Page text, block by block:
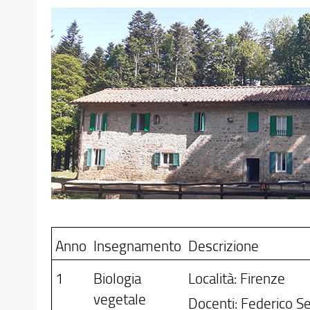
Anno Insegnamento Descrizione
1
Biologia
vegetale
Località: Firenze
Docenti: Federico